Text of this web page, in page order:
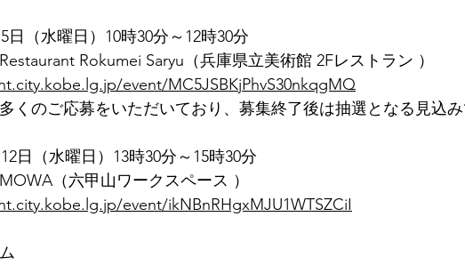
日（水曜日）10時30分～12時30分
Rokumei Saryu（兵庫県立美術館 2Fレストラン ）
event/MC5JSBKjPhvS30nkqgMQ
くのご応募をいただいており、募集終了後は抽選となる見込
日（水曜日）13時30分～15時30分
（六甲山ワークスペース ）
event/ikNBnRHgxMJU1WTSZCiI